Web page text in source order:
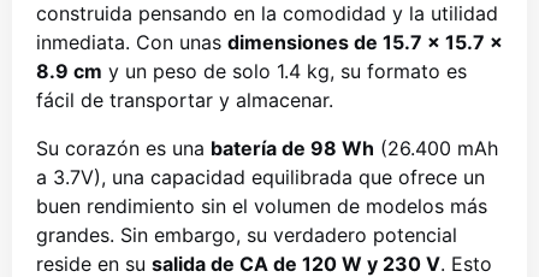
construida pensando en la comodidad y la utilidad
inmediata. Con unas dimensiones de 15.7 x 15.7 x
8.9 cm y un peso de solo 1.4 kg, su formato es
fácil de transportar y almacenar.
Su corazón es una batería de 98 Wh (26.400 mAh
a 3.7V), una capacidad equilibrada que ofrece un
buen rendimiento sin el volumen de modelos más
grandes. Sin embargo, su verdadero potencial
reside en su salida de CA de 120 W y 230 V. Esto